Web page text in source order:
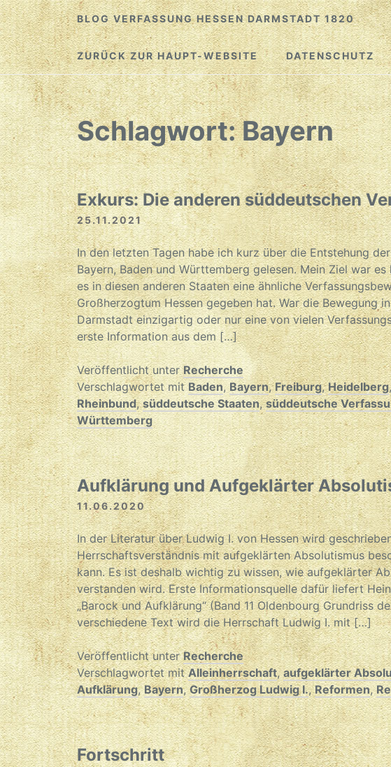
Zum
Inhalt
springen
BLOG VERFASSUNG HESSEN DARMSTADT 1820
ZURÜCK ZUR HAUPT-WEBSITE DATENSCHUTZ
Schlagwort:Bayern
Exkurs: Die anderen süddeutschen
25.11.2021
In den letzten Tagen habe ich kurz über die Entstehung
Bayern, Baden und Württemberg gelesen. Mein Ziel war
es in diesen anderen Staaten eine ähnliche
Großherzogtum Hessen gegeben hat. War die Bewegung
Darmstadt einzigartig oder nur eine von vielen
erste Information aus dem […]
Veröffentlicht unterRecherche
Verschlagwortet mit Baden,Bayern,Freiburg,Heidelberg
Rheinbund,süddeutsche Staaten,süddeutsche
Württemberg
Aufklärung und Aufgeklärter
11.06.2020
In der Literatur über Ludwig I. von Hessen wird
Herrschaftsverständnis mit aufgeklärten Absolutismus
kann. Es ist deshalb wichtig zu wissen, wie aufgeklärter
verstanden wird. Erste Informationsquelle dafür liefert
„Barock und Aufklärung“ (Band 11 Oldenbourg Grundriss
verschiedene Text wird die Herrschaft Ludwig I. mit […]
Veröffentlicht unterRecherche
Verschlagwortet mitAlleinherrschaft,aufgeklärter
Aufklärung,Bayern,Großherzog Ludwig I.,Reformen,
Fortschritt